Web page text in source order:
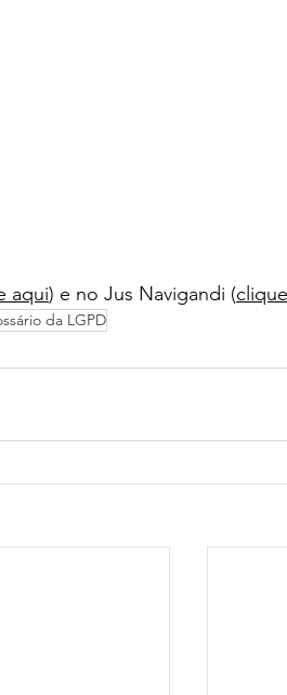
aqui) e no Jus Navigandi (
da LGPD